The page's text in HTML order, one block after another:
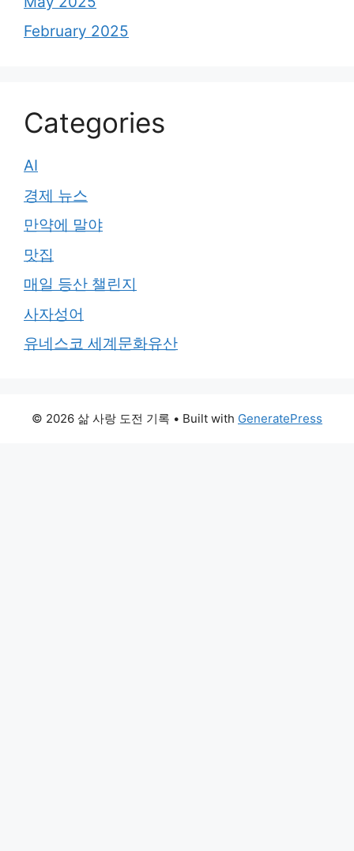
February 2025
Categories
AI
경제 뉴스
만약에 말야
맛집
매일 등산 챌린지
사자성어
유네스코 세계문화유산
© 2026 삶 사랑 도전 기록 • Built with GeneratePress